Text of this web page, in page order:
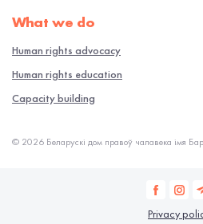
What we do
Human rights advocacy
Human rights education
Capacity building
© 2026 Беларускі дом правоў чалавека імя
Privacy